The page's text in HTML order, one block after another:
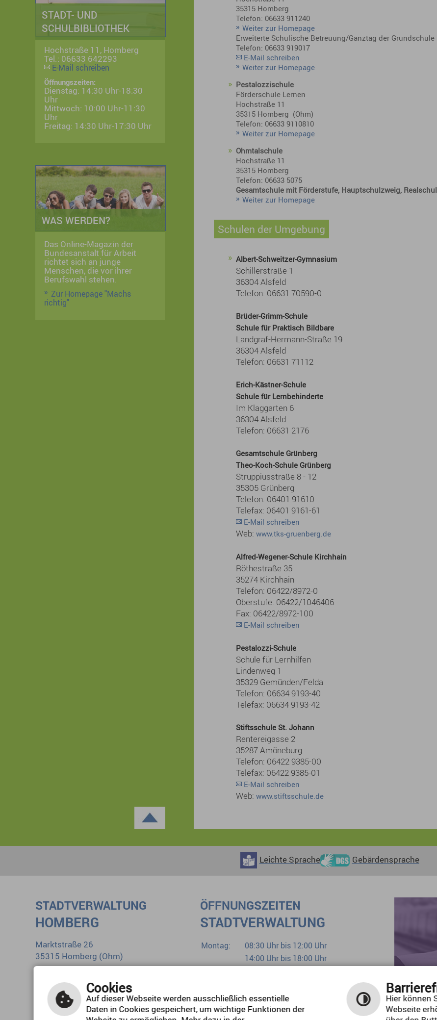
STADT- UND
SCHULBIBLIOTHEK
Hochstraße 11, Homberg
Tel.: 06633 642293
E-Mail schreiben
Öffnungszeiten:
Dienstag: 14:30 Uhr-18:30
Uhr
Mittwoch: 10:00 Uhr-11:30
Uhr
Freitag: 14:30 Uhr-17:30 Uhr
WAS WERDEN?
Das Online-Magazin der
Bundesanstalt für Arbeit
richtet sich an junge
Menschen, die vor ihrer
Berufswahl stehen.
Zur Homepage "Machs
richtig"
35315 Homberg
Telefon: 06633 911240
Weiter zur Homepage
Erweiterte Schulische Betreuung/Ganztag der Grundschule
Telefon: 06633 919017
E-Mail schreiben
Weiter zur Homepage
Pestalozzischule
Förderschule Lernen
Hochstraße 11
35315 Homberg (Ohm)
Telefon: 06633 9110810
Weiter zur Homepage
Ohmtalschule
Hochstraße 11
35315 Homberg
Telefon: 06633 5075
Gesamtschule mit Förderstufe, Hauptschulzweig,
Weiter zur Homepage
Schulen der Umgebung
Albert-Schweitzer-Gymnasium
Schillerstraße 1
36304 Alsfeld
Telefon: 06631 70590-0
Brüder-Grimm-Schule
Schule für Praktisch Bildbare
Landgraf-Hermann-Straße 19
36304 Alsfeld
Telefon: 06631 71112
Erich-Kästner-Schule
Schule für Lernbehinderte
Im Klaggarten 6
36304 Alsfeld
Telefon: 06631 2176
Gesamtschule Grünberg
Theo-Koch-Schule Grünberg
Struppiusstraße 8 - 12
35305 Grünberg
Telefon: 06401 91610
Telefax: 06401 9161-61
E-Mail schreiben
Web: www.tks-gruenberg.de
Alfred-Wegener-Schule Kirchhain
Röthestraße 35
35274 Kirchhain
Telefon: 06422/8972-0
Oberstufe: 06422/1046406
Fax: 06422/8972-100
E-Mail schreiben
Pestalozzi-Schule
Schule für Lernhilfen
Lindenweg 1
35329 Gemünden/Felda
Telefon: 06634 9193-40
Telefax: 06634 9193-42
Stiftsschule St. Johann
Rentereigasse 2
35287 Amöneburg
Telefon: 06422 9385-00
Telefax: 06422 9385-01
E-Mail schreiben
Web: www.stiftsschule.de
Leichte Sprache Gebärdensprache
STADTVERWALTUNG
HOMBERG
Marktstraße 26
35315 Homberg (Ohm)
E-Mail schreiben
ÖFFNUNGSZEITEN
STADTVERWALTUNG
Montag:
08:30 Uhr bis 12:00 Uhr
14:00 Uhr bis 18:00 Uhr
Donnerstag:08:30 Uhr bis 12:00 Uhr
Freitag:
08:30 Uhr bis 12:00 Uhr
Cookies
Auf dieser Webseite werden ausschließlich essentielle
Daten in Cookies gespeichert, um wichtige Funktionen der
Hier können
Webseite